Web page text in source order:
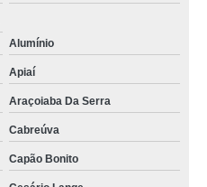
Alumínio
Apiaí
Araçoiaba Da Serra
Cabreúva
Capão Bonito